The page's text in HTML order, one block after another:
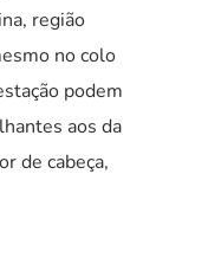
região
no colo
podem
aos da
de cabeça,